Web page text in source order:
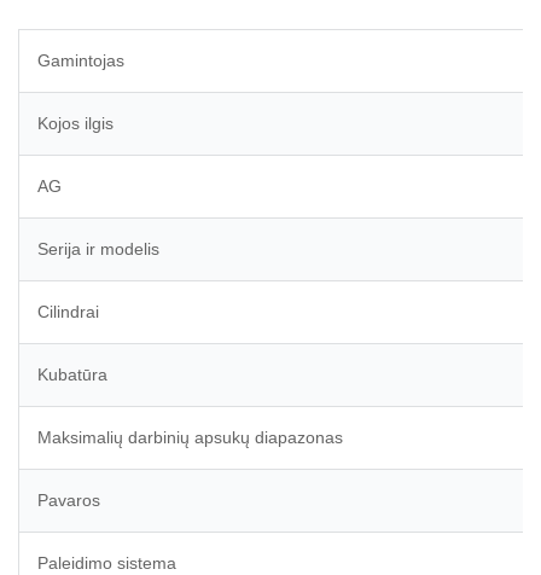
Gamintojas
Kojos ilgis
AG
Serija ir modelis
Cilindrai
Kubatūra
Maksimalių darbinių apsukų diapazonas
Pavaros
Paleidimo sistema